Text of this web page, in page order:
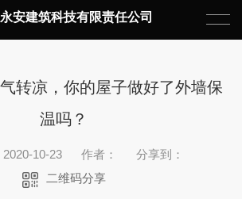
安建筑科技有限责任公司
转凉，你的屋子做好了外墙保
温吗？
10-23 作者：
分享到：
二维码分享